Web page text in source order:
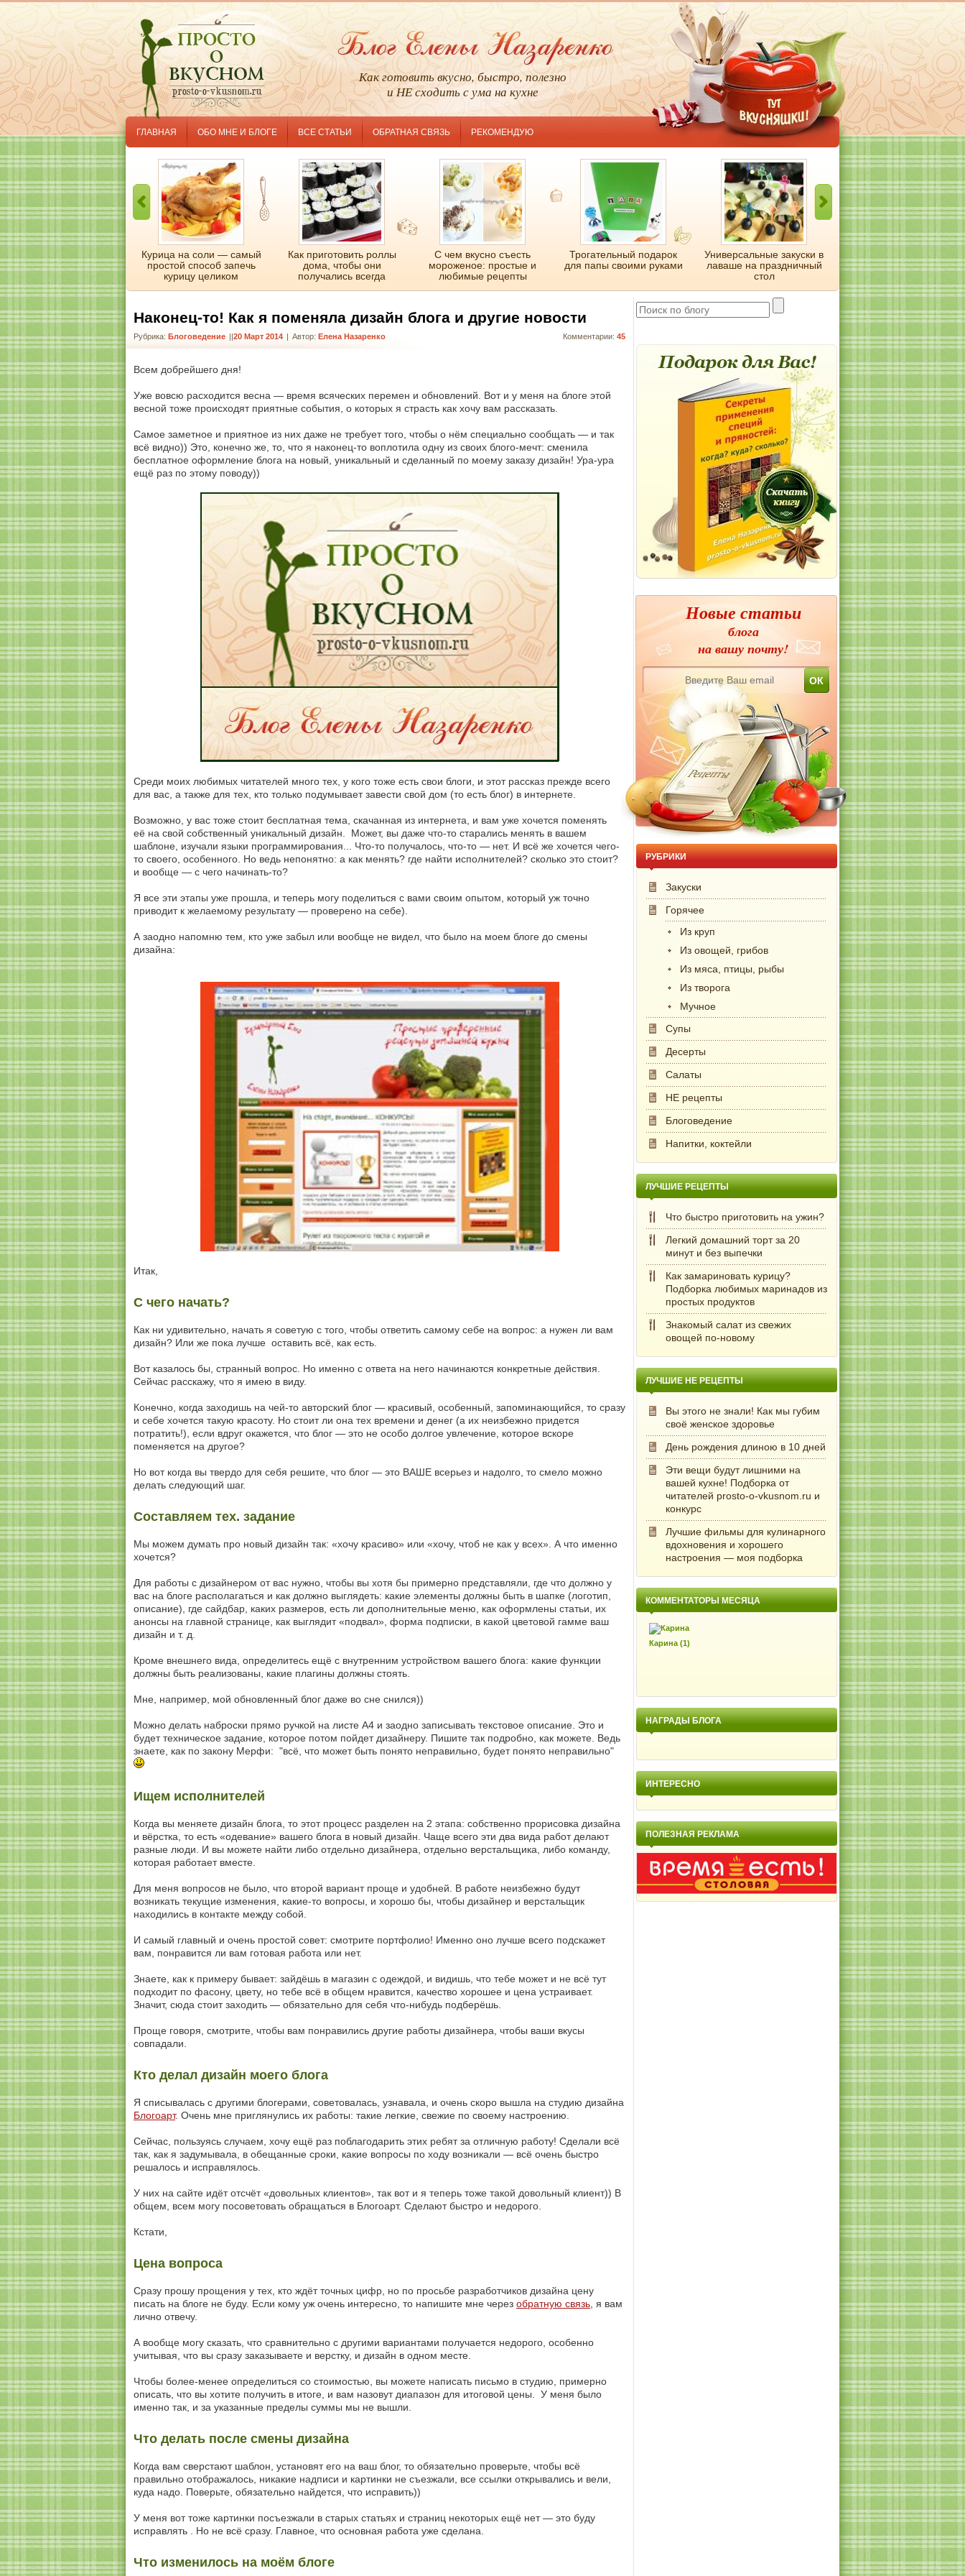
Как готовить вкусно, быстро, полезно
и НЕ сходить с ума на кухне
ГЛАВНАЯ ОБО МНЕ И БЛОГЕ ВСЕ СТАТЬИ ОБРАТНАЯ СВЯЗЬ РЕКОМЕНДУЮ
Курица на соли — самый
простой способ запечь
курицу целиком
Как приготовить роллы
дома, чтобы они
получались всегда
С чем вкусно съесть
мороженое: простые и
любимые рецепты
Трогательный подарок
для папы своими руками
Универсальные закуски в
лаваше на праздничный
стол
вкусный пирог с
Наконец-то! Как я поменяла дизайн блога и другие новости
Комментарии: 45
Рубрика: Блоговедение | 20 Март 2014 | Автор: Елена Назаренко
Всем добрейшего дня!
Уже вовсю расходится весна — время всяческих перемен и обновлений. Вот и у меня на блоге этой
весной тоже происходят приятные события, о которых я страсть как хочу вам рассказать.
Самое заметное и приятное из них даже не требует того, чтобы о нём специально сообщать — и так
всё видно)) Это, конечно же, то, что я наконец-то воплотила одну из своих блого-мечт: сменила
бесплатное оформление блога на новый, уникальный и сделанный по моему заказу дизайн! Ура-ура
ещё раз по этому поводу))
Среди моих любимых читателей много тех, у кого тоже есть свои блоги, и этот рассказ прежде всего
для вас, а также для тех, кто только подумывает завести свой дом (то есть блог) в интернете.
Возможно, у вас тоже стоит бесплатная тема, скачанная из интернета, и вам уже хочется поменять
её на свой собственный уникальный дизайн. Может, вы даже что-то старались менять в вашем
шаблоне, изучали языки программирования... Что-то получалось, что-то — нет. И всё же хочется чего-
то своего, особенного. Но ведь непонятно: а как менять? где найти исполнителей? сколько это стоит?
и вообще — с чего начинать-то?
Я все эти этапы уже прошла, и теперь могу поделиться с вами своим опытом, который уж точно
приводит к желаемому результату — проверено на себе).
А заодно напомню тем, кто уже забыл или вообще не видел, что было на моем блоге до смены
дизайна:
Итак,
С чего начать?
Как ни удивительно, начать я советую с того, чтобы ответить самому себе на вопрос: а нужен ли вам
дизайн? Или же пока лучше оставить всё, как есть.
Вот казалось бы, странный вопрос. Но именно с ответа на него начинаются конкретные действия.
Сейчас расскажу, что я имею в виду.
Конечно, когда заходишь на чей-то авторский блог — красивый, особенный, запоминающийся, то сразу
и себе хочется такую красоту. Но стоит ли она тех времени и денег (а их неизбежно придется
потратить!), если вдруг окажется, что блог — это не особо долгое увлечение, которое вскоре
поменяется на другое?
Но вот когда вы твердо для себя решите, что блог — это ВАШЕ всерьез и надолго, то смело можно
делать следующий шаг.
Составляем тех. задание
Мы можем думать про новый дизайн так: «хочу красиво» или «хочу, чтоб не как у всех». А что именно
хочется?
Для работы с дизайнером от вас нужно, чтобы вы хотя бы примерно представляли, где что должно у
вас на блоге располагаться и как должно выглядеть: какие элементы должны быть в шапке (логотип,
описание), где сайдбар, каких размеров, есть ли дополнительные меню, как оформлены статьи, их
анонсы на главной странице, как выглядит «подвал», форма подписки, в какой цветовой гамме ваш
дизайн и т. д.
Кроме внешнего вида, определитесь ещё с внутренним устройством вашего блога: какие функции
должны быть реализованы, какие плагины должны стоять.
Мне, например, мой обновленный блог даже во сне снился))
Можно делать наброски прямо ручкой на листе А4 и заодно записывать текстовое описание. Это и
будет техническое задание, которое потом пойдет дизайнеру. Пишите так подробно, как можете. Ведь
знаете, как по закону Мерфи: "всё, что может быть понято неправильно, будет понято неправильно"
Ищем исполнителей
Когда вы меняете дизайн блога, то этот процесс разделен на 2 этапа: собственно прорисовка дизайна
и вёрстка, то есть «одевание» вашего блога в новый дизайн. Чаще всего эти два вида работ делают
разные люди. И вы можете найти либо отдельно дизайнера, отдельно верстальщика, либо команду,
которая работает вместе.
Для меня вопросов не было, что второй вариант проще и удобней. В работе неизбежно будут
возникать текущие изменения, какие-то вопросы, и хорошо бы, чтобы дизайнер и верстальщик
находились в контакте между собой.
И самый главный и очень простой совет: смотрите портфолио! Именно оно лучше всего подскажет
вам, понравится ли вам готовая работа или нет.
Знаете, как к примеру бывает: зайдёшь в магазин с одеждой, и видишь, что тебе может и не всё тут
подходит по фасону, цвету, но тебе всё в общем нравится, качество хорошее и цена устраивает.
Значит, сюда стоит заходить — обязательно для себя что-нибудь подберёшь.
Проще говоря, смотрите, чтобы вам понравились другие работы дизайнера, чтобы ваши вкусы
совпадали.
Кто делал дизайн моего блога
Я списывалась с другими блогерами, советовалась, узнавала, и очень скоро вышла на студию дизайна
Блогоарт. Очень мне приглянулись их работы: такие легкие, свежие по своему настроению.
Сейчас, пользуясь случаем, хочу ещё раз поблагодарить этих ребят за отличную работу! Сделали всё
так, как я задумывала, в обещанные сроки, какие вопросы по ходу возникали — всё очень быстро
решалось и исправлялось.
У них на сайте идёт отсчёт «довольных клиентов», так вот и я теперь тоже такой довольный клиент)) В
общем, всем могу посоветовать обращаться в Блогоарт. Сделают быстро и недорого.
Кстати,
Цена вопроса
Сразу прошу прощения у тех, кто ждёт точных цифр, но по просьбе разработчиков дизайна цену
писать на блоге не буду. Если кому уж очень интересно, то напишите мне через обратную связь , я вам
лично отвечу.
А вообще могу сказать, что сравнительно с другими вариантами получается недорого, особенно
учитывая, что вы сразу заказываете и верстку, и дизайн в одном месте.
Чтобы более-менее определиться со стоимостью, вы можете написать письмо в студию, примерно
описать, что вы хотите получить в итоге, и вам назовут диапазон для итоговой цены. У меня было
именно так, и за указанные пределы суммы мы не вышли.
Что делать после смены дизайна
Когда вам сверстают шаблон, установят его на ваш блог, то обязательно проверьте, чтобы всё
правильно отображалось, никакие надписи и картинки не съезжали, все ссылки открывались и вели,
куда надо. Поверьте, обязательно найдется, что исправить))
У меня вот тоже картинки посъезжали в старых статьях и страниц некоторых ещё нет — это буду
исправлять . Но не всё сразу. Главное, что основная работа уже сделана.
Что изменилось на моём блоге
Новые статьи
блога
на вашу почту!
РУБРИКИ
Закуски
Горячее
Из круп
Из овощей, грибов
Из мяса, птицы, рыбы
Из творога
Мучное
Супы
Десерты
Салаты
НЕ рецепты
Блоговедение
Напитки, коктейли
ЛУЧШИЕ РЕЦЕПТЫ
Что быстро приготовить на ужин?
Легкий домашний торт за 20
минут и без выпечки
Как замариновать курицу?
Подборка любимых маринадов из
простых продуктов
Знакомый салат из свежих
овощей по-новому
ЛУЧШИЕ НЕ РЕЦЕПТЫ
Вы этого не знали! Как мы губим
своё женское здоровье
День рождения длиною в 10 дней
Эти вещи будут лишними на
вашей кухне! Подборка от
читателей prosto-o-vkusnom.ru и
конкурс
Лучшие фильмы для кулинарного
вдохновения и хорошего
настроения — моя подборка
КОММЕНТАТОРЫ МЕСЯЦА
Карина (1)
НАГРАДЫ БЛОГА
ИНТЕРЕСНО
ПОЛЕЗНАЯ РЕКЛАМА